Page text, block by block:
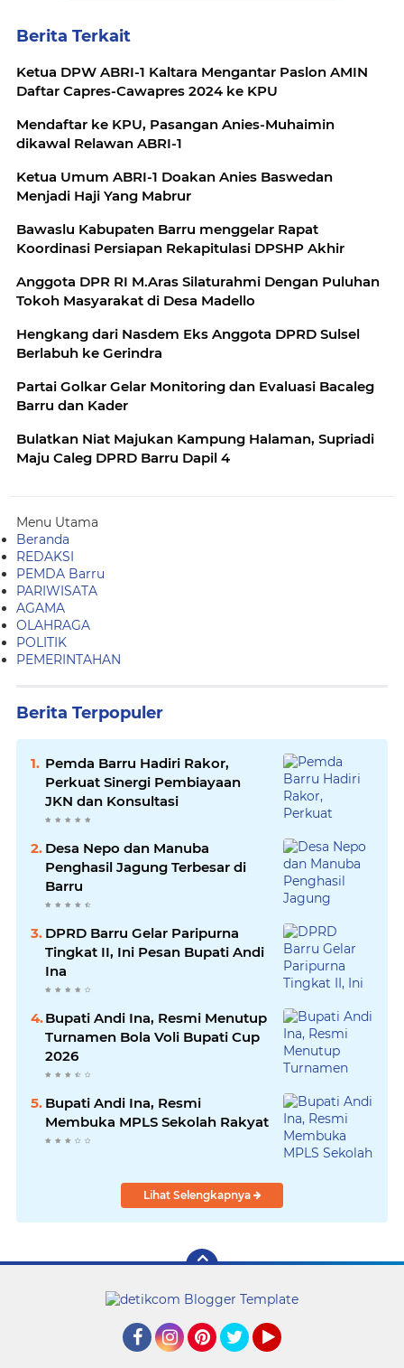
Berita Terkait
Ketua DPW ABRI-1 Kaltara Mengantar Paslon AMIN
Daftar Capres-Cawapres 2024 ke KPU
Mendaftar ke KPU, Pasangan Anies-Muhaimin
dikawal Relawan ABRI-1
Ketua Umum ABRI-1 Doakan Anies Baswedan
Menjadi Haji Yang Mabrur
Bawaslu Kabupaten Barru menggelar Rapat
Koordinasi Persiapan Rekapitulasi DPSHP Akhir
Anggota DPR RI M.Aras Silaturahmi Dengan Puluhan
Tokoh Masyarakat di Desa Madello
Hengkang dari Nasdem Eks Anggota DPRD Sulsel
Berlabuh ke Gerindra
Partai Golkar Gelar Monitoring dan Evaluasi Bacaleg
Barru dan Kader
Bulatkan Niat Majukan Kampung Halaman, Supriadi
Maju Caleg DPRD Barru Dapil 4
Menu Utama
Beranda
REDAKSI
PEMDA Barru
PARIWISATA
AGAMA
OLAHRAGA
POLITIK
PEMERINTAHAN
Berita Terpopuler
Pemda Barru Hadiri Rakor,
Perkuat Sinergi Pembiayaan
JKN dan Konsultasi
Desa Nepo dan Manuba
Penghasil Jagung Terbesar di
Barru
DPRD Barru Gelar Paripurna
Tingkat II, Ini Pesan Bupati Andi
Ina
Bupati Andi Ina, Resmi Menutup
Turnamen Bola Voli Bupati Cup
2026
Bupati Andi Ina, Resmi
Membuka MPLS Sekolah Rakyat
Lihat Selengkapnya